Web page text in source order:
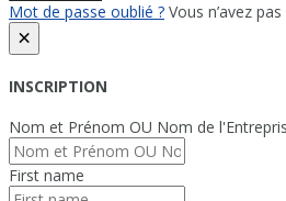
Mot de passe oublié ? Vous n’avez
×
INSCRIPTION
Nom et Prénom OU Nom de
First name